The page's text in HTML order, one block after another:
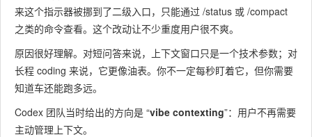
来这个指示器被挪到了二级入口，只能通过 /status 或 /compact
之类的命令查看。这个改动让不少重度用户很不爽。
原因很好理解。对短问答来说，上下文窗口只是一个技术参数；对
长程 coding 来说，它更像油表。你不一定每秒盯着它，但你需要
知道车还能跑多远。
Codex 团队当时给出的方向是 “​vibe contexting​”：用户不再需要
主动管理上下文。